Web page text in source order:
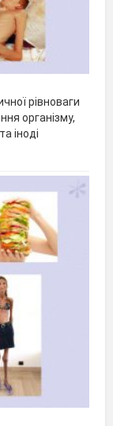
рівноваги
організму,
іноді